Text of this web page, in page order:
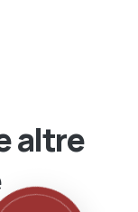
altre